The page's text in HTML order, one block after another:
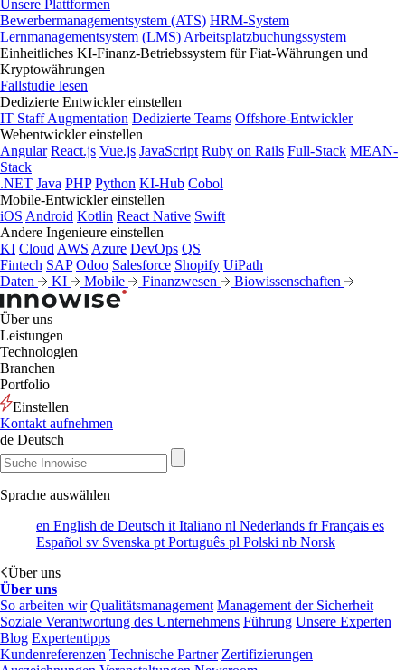
Unsere Plattformen
Bewerbermanagementsystem (ATS) HRM-System
Lernmanagementsystem (LMS) Arbeitsplatzbuchungssystem
Einheitliches KI-Finanz-Betriebssystem für Fiat-Währungen und
Kryptowährungen
Fallstudie lesen
Dedizierte Entwickler einstellen
IT Staff Augmentation Dedizierte Teams Offshore-Entwickler
Webentwickler einstellen
Angular React.js Vue.js JavaScript Ruby on Rails Full-Stack MEAN-
Stack
.NET Java PHP Python KI-Hub Cobol
Mobile-Entwickler einstellen
iOS Android Kotlin React Native Swift
Andere Ingenieure einstellen
KI Cloud AWS Azure DevOps QS
Fintech SAP Odoo Salesforce Shopify UiPath
Daten
KI Mobile Finanzwesen Biowissenschaften
Über uns
Leistungen
Technologien
Branchen
Portfolio
Einstellen
Kontakt aufnehmen
de Deutsch
Sprache auswählen
en English de Deutsch it Italiano nl Nederlands frFrançais es
Español sv Svenska pt Português pl Polski nb Norsk
Über uns
Über uns
So arbeiten wir Qualitätsmanagement Management der Sicherheit
Soziale Verantwortung des Unternehmens Führung Unsere Experten
Blog Expertentipps
Kundenreferenzen Technische Partner Zertifizierungen